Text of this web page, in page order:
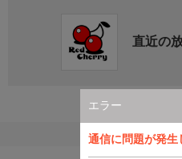
エラー
通信に問題が発
直近の